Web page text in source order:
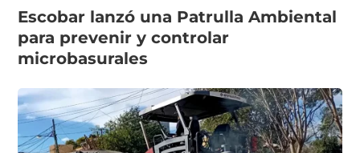
Escobar lanzó una Patrulla Ambiental
para prevenir y controlar
microbasurales